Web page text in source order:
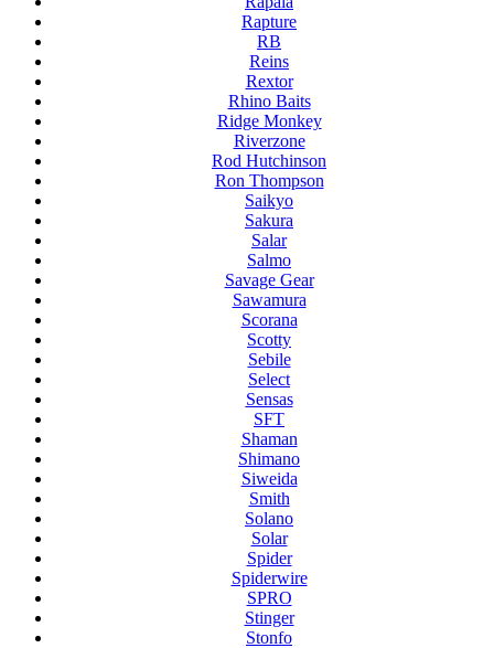
Rapture
RB
Reins
Rextor
Rhino Baits
Ridge Monkey
Riverzone
Rod Hutchinson
Ron Thompson
Saikyo
Sakura
Salar
Salmo
Savage Gear
Sawamura
Scorana
Scotty
Sebile
Select
Sensas
SFT
Shaman
Shimano
Siweida
Smith
Solano
Solar
Spider
Spiderwire
SPRO
Stinger
Stonfo